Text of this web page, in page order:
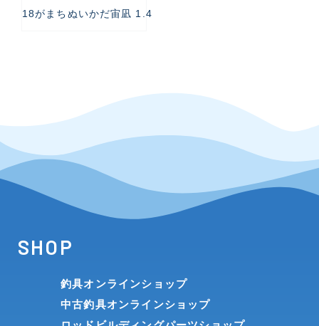
18がまちぬいかだ宙凪 1.4
SHOP
釣具オンラインショップ
中古釣具オンラインショップ